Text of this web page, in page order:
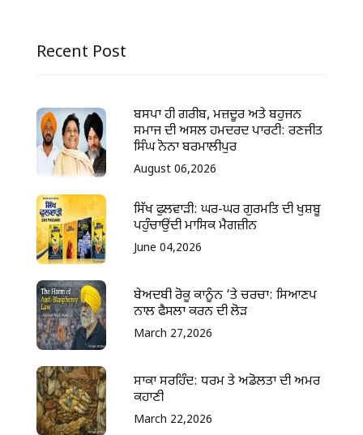
Recent Post
ਬਸਪਾ ਹੀ ਗਰੀਬ, ਮਜ਼ਦੂਰ ਅਤੇ ਬਹੁਜਨ
ਸਮਾਜ ਦੀ ਅਸਲ ਹਮਦਰਦ ਪਾਰਟੀ: ਰਣਜੀਤ
ਸਿੰਘ ਨੋਨਾ ਬਰਮਾਲੀਪੁਰ
August 06,2026
ਸਿੱਖ ਫੁਲਵਾੜੀ: ਘਰ-ਘਰ ਗੁਰਮਤਿ ਦੀ ਖੁਸ਼ਬੂ
ਪਹੁੰਚਾਉਂਦੀ ਮਾਸਿਕ ਮੈਗਜ਼ੀਨ
June 04,2026
ਬੇਅਦਬੀ ਰੋਕੂ ਕਾਨੂੰਨ ‘ਤੇ ਚਰਚਾ: ਸਿਆਣਪ
ਨਾਲ ਫੈਸਲਾ ਕਰਨ ਦੀ ਲੋੜ
March 27,2026
ਸਾਕਾ ਸਰਹਿੰਦ: ਧਰਮ ਤੇ ਅਡੋਲਤਾ ਦੀ ਅਮਰ
ਕਹਾਣੀ
March 22,2026